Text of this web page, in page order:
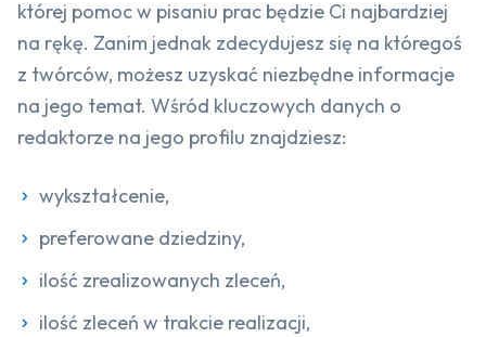
której pomoc w pisaniu prac będzie Ci najbardziej
na rękę. Zanim jednak zdecydujesz się na któregoś
z twórców, możesz uzyskać niezbędne informacje
na jego temat. Wśród kluczowych danych o
redaktorze na jego profilu znajdziesz:
wykształcenie,
preferowane dziedziny,
ilość zrealizowanych zleceń,
ilość zleceń w trakcie realizacji,